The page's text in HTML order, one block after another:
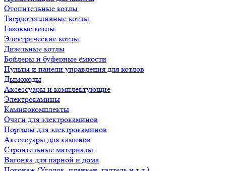
Отопительные котлы
Твердотопливные котлы
Газовые котлы
Электрические котлы
Дизельные котлы
Бойлеры и буферные ёмкости
Пульты и панели управления для котлов
Дымоходы
Аксессуары и комплектующие
Электрокамины
Каминокомплекты
Очаги для электрокаминов
Порталы для электрокаминов
Аксессуары для каминов
Строительные материалы
Вагонка для парной и дома